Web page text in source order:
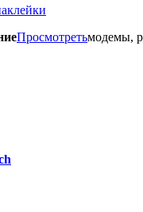
Просмотретьмодемы,